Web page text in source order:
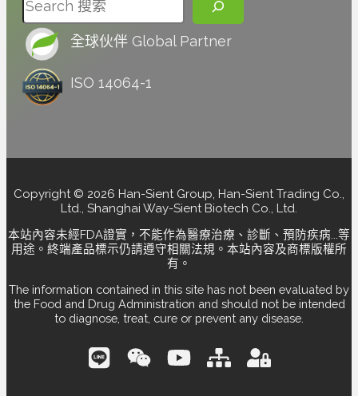
全球伙伴 Global Partner
ISO 14064-1
Copyright © 2026 Han-Sient Group, Han-Sient Trading Co.,
Ltd., Shanghai Way-Sient Biotech Co., Ltd.
本站內容未經FDA證實，不能作為醫療治療、診斷、預防疾病...等
用途。終端產品標示仍請遵守相關法規。本站內容及商標版權所
有。
The information contained in this site has not been evaluated by
the Food and Drug Administration and should not be intended
to diagnose, treat, cure or prevent any disease.